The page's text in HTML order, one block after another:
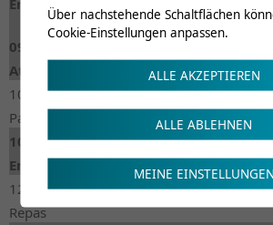
09h30 - 10h30
Ateliers pratiques
10h30 - 10h45
Pause-café
10h45 - 12h30
Entraînement de la force
12h30 - 13h30
Repas
Über nachstehende Schaltflächen
Cookie-Einstellungen anpassen.
ALLE AKZEPTIEREN
ALLE ABLEHNEN
MEINE EINSTELLUNGEN